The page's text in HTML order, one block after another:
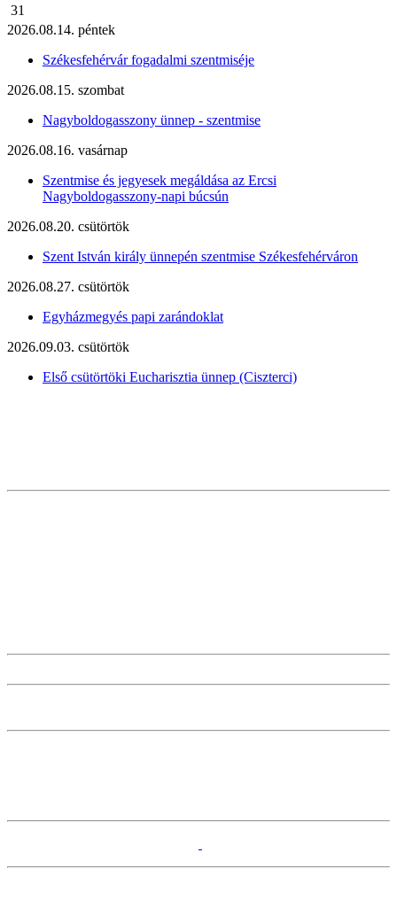
31
2026.08.14. péntek
Székesfehérvár fogadalmi szentmiséje
2026.08.15. szombat
Nagyboldogasszony ünnep - szentmise
2026.08.16. vasárnap
Szentmise és jegyesek megáldása az Ercsi
Nagyboldogasszony-napi búcsún
2026.08.20. csütörtök
Szent István király ünnepén szentmise Székesfehérváron
2026.08.27. csütörtök
Egyházmegyés papi zarándoklat
2026.09.03. csütörtök
Első csütörtöki Eucharisztia ünnep (Ciszterci)